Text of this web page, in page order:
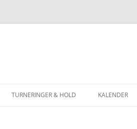
TURNERINGER & HOLD KALENDER